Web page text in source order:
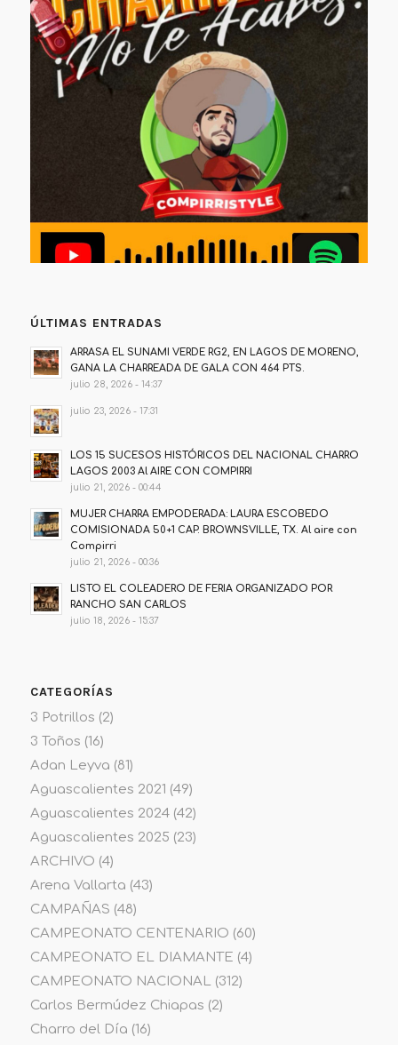
ÚLTIMAS ENTRADAS
ARRASA EL SUNAMI VERDE RG2, EN LAGOS DE MORENO,
GANA LA CHARREADA DE GALA CON 464 PTS.
julio 28, 2026 - 14:37
julio 23, 2026 - 17:31
LOS 15 SUCESOS HISTÓRICOS DEL NACIONAL CHARRO
LAGOS 2003 Al AIRE CON COMPIRRI
julio 21, 2026 - 00:44
MUJER CHARRA EMPODERADA: LAURA ESCOBEDO
COMISIONADA 50+1 CAP. BROWNSVILLE, TX. Al aire con
Compirri
julio 21, 2026 - 00:36
LISTO EL COLEADERO DE FERIA ORGANIZADO POR
RANCHO SAN CARLOS
julio 18, 2026 - 15:37
CATEGORÍAS
3 Potrillos (2)
3 Toños (16)
Adan Leyva (81)
Aguascalientes 2021 (49)
Aguascalientes 2024(42)
Aguascalientes 2025 (23)
ARCHIVO (4)
Arena Vallarta (43)
CAMPAÑAS (48)
CAMPEONATO CENTENARIO (60)
CAMPEONATO EL DIAMANTE (4)
CAMPEONATO NACIONAL(312)
Carlos Bermúdez Chiapas (2)
Charro del Día (16)